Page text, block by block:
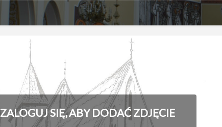
ZALOGUJ SIĘ, ABY DODAĆ ZDJĘCIE